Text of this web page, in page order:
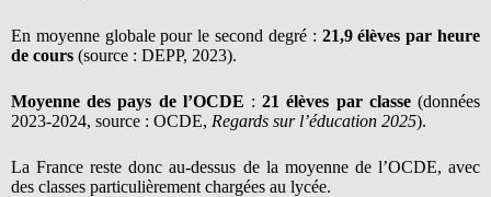
En moyenne globale pour le second degré : 21,9 élèves par heure
de cours (source : DEPP, 2023).
Moyenne des pays de l’OCDE :21 élèves par classe(données
2023-2024, source : OCDE, Regards sur l’éducation 2025).
La France reste donc au-dessus de la moyenne de l’OCDE, avec
des classes particulièrement chargées au lycée.